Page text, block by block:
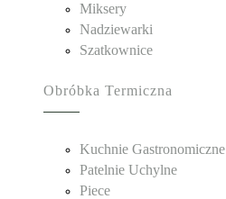
Miksery
Nadziewarki
Szatkownice
Obróbka Termiczna
Kuchnie Gastronomiczne
Patelnie Uchylne
Piece